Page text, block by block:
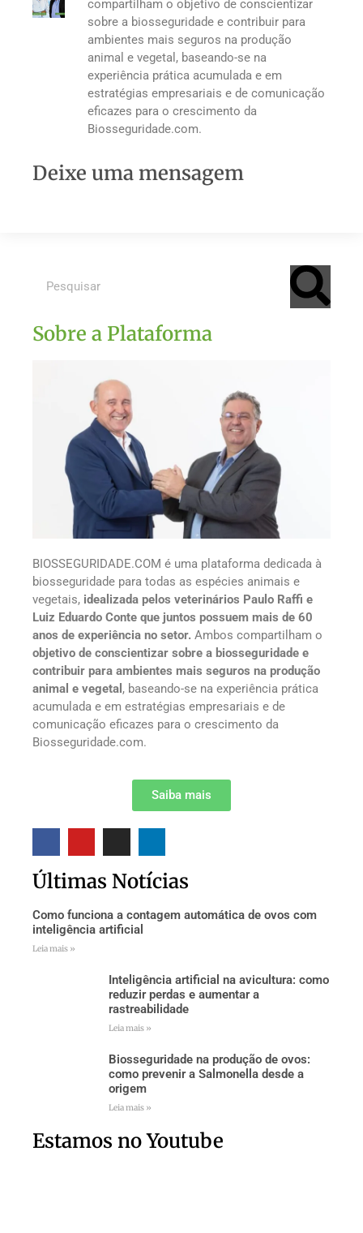
compartilham o objetivo de conscientizar
sobre a biosseguridade e contribuir para
ambientes mais seguros na produção
animal e vegetal, baseando-se na
experiência prática acumulada e em
estratégias empresariais e de comunicação
eficazes para o crescimento da
Biosseguridade.com.
Deixe uma mensagem
Sobre a Plataforma
BIOSSEGURIDADE.COM é uma plataforma dedicada à
biosseguridade para todas as espécies animais e
vegetais, idealizada pelos veterinários Paulo Raffi e
Luiz Eduardo Conte que juntos possuem mais de 60
anos de experiência no setor. Ambos compartilham o
objetivo de conscientizar sobre a biosseguridade e
contribuir para ambientes mais seguros na produção
animal e vegetal , baseando-se na experiência prática
acumulada e em estratégias empresariais e de
comunicação eficazes para o crescimento da
Biosseguridade.com.
Saiba mais
Últimas Notícias
Como funciona a contagem automática de ovos com
inteligência artificial
Leia mais »
Inteligência artificial na avicultura: como
reduzir perdas e aumentar a
rastreabilidade
Leia mais »
Biosseguridade na produção de ovos:
como prevenir a Salmonella desde a
origem
Leia mais »
Estamos no Youtube